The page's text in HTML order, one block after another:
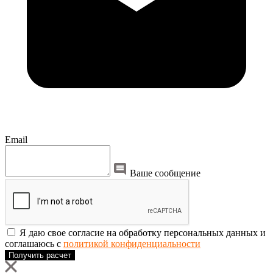
Email
Ваше сообщение
Я даю свое согласие на обработку персональных данных и
соглашаюсь с политикой конфиденциальности
Получить расчет